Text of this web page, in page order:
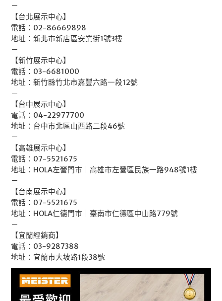
－
【台北展示中心】
電話：02-86669898
地址：新北市新店區安業街1號3樓
－
【新竹展示中心】
電話：03-6681000
地址：新竹縣竹北市嘉豐六路一段12號
－
【台中展示中心】
電話：04-22977700
地址：台中市北區山西路二段46號
－
【高雄展示中心】
電話：07-5521675
地址：HOLA左營門市｜高雄市左營區民族一路948號1樓
－
【台南展示中心】
電話：07-5521675
地址：HOLA仁德門市｜臺南市仁德區中山路779號
－
【宜蘭經銷商】
電話：03-9287388
地址：宜蘭市大坡路1段38號